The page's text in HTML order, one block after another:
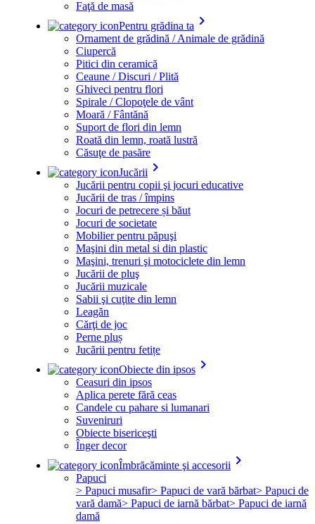
Faţă de masă
Pentru grădina ta keyboard_arrow_right
Ornament de grădină / Animale de grădină
Ciupercă
Pitici din ceramică
Ceaune / Discuri / Plită
Ghiveci pentru flori
Spirale / Clopoţele de vânt
Moară / Fântănă
Suport de flori din lemn
Roată din lemn, roată lustră
Căsuţe de pasăre
Jucării keyboard_arrow_right
Jucării pentru copii şi jocuri educative
Jucării de tras / împins
Jocuri de petrecere și băut
Jocuri de societate
Mobilier pentru păpuşi
Maşini din metal si din plastic
Maşini, trenuri şi motociclete din lemn
Jucării de pluş
Jucării muzicale
Sabii şi cuţite din lemn
Leagăn
Cărţi de joc
Perne pluș
Jucării pentru fetițe
Obiecte din ipsos keyboard_arrow_right
Ceasuri din ipsos
Aplica perete fără ceas
Candele cu pahare si lumanari
Suveniruri
Obiecte bisericeşti
Înger decor
Îmbrăcăminte şi accesorii keyboard_arrow_right
Papuci
> Papuci musafir> Papuci de vară bărbat> Papuci de
vară damă> Papuci de iarnă bărbat> Papuci de iarnă
damă